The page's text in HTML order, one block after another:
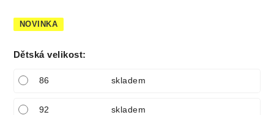
NOVINKA
Dětská velikost:
86 skladem
92 skladem